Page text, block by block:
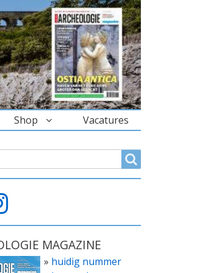
Shop Vacatures
MAGAZINE
» huidig nummer